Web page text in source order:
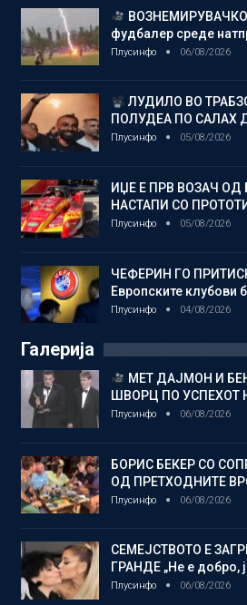
ВОЗНЕМИРУВАЧКО
фудбалер среде
Плусинфо 06/08/2026
ЛУДИЛО ВО
ПОЛУДЕА ПО САЛАХ
Плусинфо 05/08/2026
ИЏЕ Е ПРВ ВОЗАЧ ОД
НАСТАПИ СО
Плусинфо 05/08/2026
ЧЕФЕРИН ГО
Европските клубови
Плусинфо 04/08/2026
Галерија
МЕТ ДАЈМОН И
ШВОРЦ ПО УСПЕХОТ
Плусинфо 06/08/2026
БОРИС БЕКЕР СО
ОД ПРЕТХОДНИТЕ
Плусинфо 06/08/2026
СЕМЕЈСТВОТО Е
ГРАНДЕ „Не е добро,
Плусинфо 06/08/2026